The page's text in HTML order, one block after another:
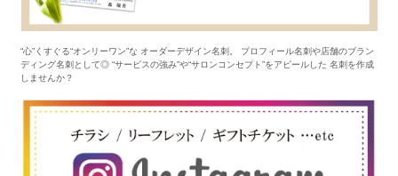
“心”くすぐる“オンリーワン”な オーダーデザイン名刺。 プロフィール名刺や店舗のブラン
ディング名刺として◎ “サービスの強み”や“サロンコンセプト”をアピールした 名刺を作成
しませんか？